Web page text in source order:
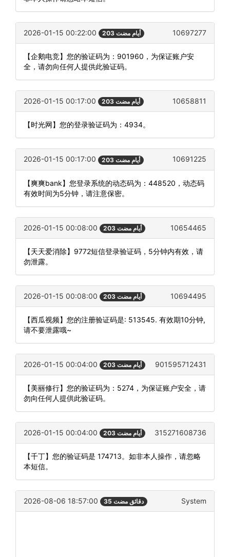
2026-01-15 00:22:00 203 أيام مضت 10697277
【企鹅电竞】您的验证码为：901960，为保证账户安
全，请勿向任何人提供此验证码。
2026-01-15 00:17:00 203 أيام مضت 10658811
【时光网】您的登录验证码为：4934。
2026-01-15 00:17:00 203 أيام مضت 10691225
【爽爽bank】您登录系统的动态码为：448520，动态码
有效时间为5分钟，请注意保密。
2026-01-15 00:08:00 203 أيام مضت 10654465
【天天爱消除】9772短信登录验证码，5分钟内有效，请
勿泄露。
2026-01-15 00:08:00 203 أيام مضت 10694495
【西瓜视频】您的注册验证码是: 513545. 有效期10分钟,
请不要泄露哦~
2026-01-15 00:04:00 203 أيام مضت 901595712431
【美丽修行】您的验证码为：5274，为保证账户安全，请
勿向任何人提供此验证码。
2026-01-15 00:04:00 203 أيام مضت 315271608736
【千丁】您的验证码是 174713。如非本人操作，请忽略
本短信。
2026-08-06 18:57:00 35 دقائق مضت System